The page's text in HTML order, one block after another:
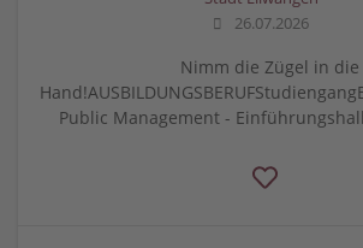
26.07.2026
Nimm die Zügel in die
Public Management -